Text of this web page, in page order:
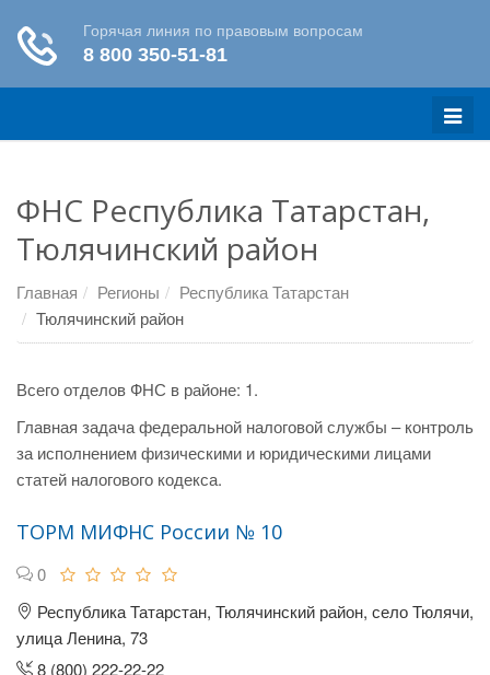
Меню
ФНС Республика Татарстан,
Тюлячинский район
Главная Регионы
Республика Татарстан
Тюлячинский район
Всего отделов ФНС в районе: 1.
Главная задача федеральной налоговой службы – контроль
за исполнением физическими и юридическими лицами
статей налогового кодекса.
ТОРМ МИФНС России № 10
0
Республика Татарстан, Тюлячинский район, село Тюлячи,
улица Ленина, 73
8 (800) 222-22-22